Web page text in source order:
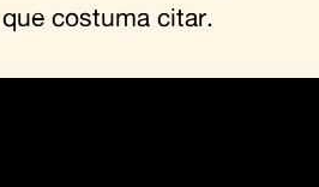
costuma citar.